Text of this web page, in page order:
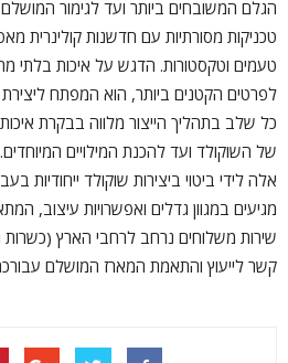
הגלם המשובחים ביותר ועד לגימור
טכניקות מסורתיות עם חדשנות קולינרית
טעמים וטקסטורות. הדגש על איכות
לפרטים הקטנים ביותר, הוא המפתח
כל שלב בתהליך הייצור מלווה בבקרת
של השוקולד ועד להכנת המילויים
אלה לידי ביטוי ביצירות שוקולד ייחודיות
מגיעים במגוון גדלים ואפשרויות עיצוב,
שירות משלוחים נרחב לרחבי הארץ (כשרות
קשר לייעוץ והתאמת המארז המושלם